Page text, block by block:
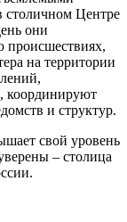
столичном Центре
они
на территории
координируют
и структур.
свой уровень
– столица